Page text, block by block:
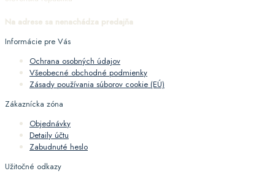
Na adrese sa nenachádza predajňa
Informácie pre Vás
Ochrana osobných údajov
Všeobecné obchodné podmienky
Zásady používania súborov cookie (EÚ)
Zákaznícka zóna
Objednávky
Detaily účtu
Zabudnuté heslo
Užitočné odkazy